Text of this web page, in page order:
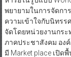
พยายามในการจัดกา
ความเข้าใจกับนิทรร
จัดโดยหน่วยงานกระ
ภาคประชาสังคม อง
มี Market place เปิ